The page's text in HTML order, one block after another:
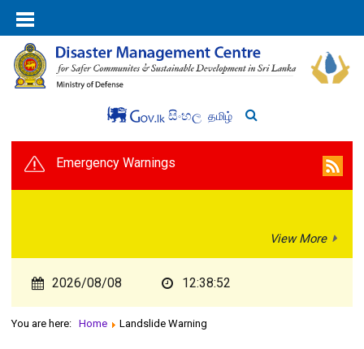
සිංහල தமிழ்
Emergency Warnings
View More
2026/08/08 12:38:52
You are here: Home Landslide Warning